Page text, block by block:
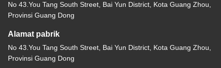
No 43.You Tang South Street, Bai Yun District, Kota Guang Zhou,
Provinsi Guang Dong
Alamat pabrik
No 43.You Tang South Street, Bai Yun District, Kota Guang Zhou,
Provinsi Guang Dong